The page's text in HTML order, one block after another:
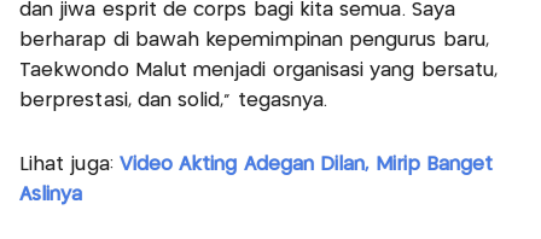
dan jiwa esprit de corps bagi kita semua. Saya
berharap di bawah kepemimpinan pengurus baru,
Taekwondo Malut menjadi organisasi yang bersatu,
berprestasi, dan solid," tegasnya.
Lihat juga: Video Akting Adegan Dilan, Mirip Banget
Aslinya